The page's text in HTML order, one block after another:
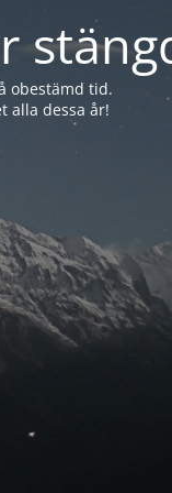
obestämd tid.
alla dessa år!